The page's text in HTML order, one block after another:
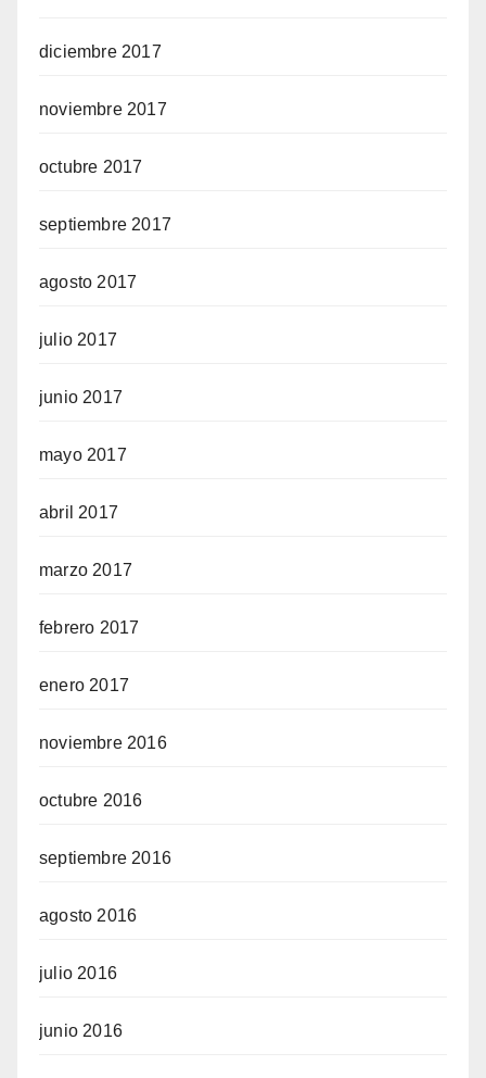
diciembre 2017
noviembre 2017
octubre 2017
septiembre 2017
agosto 2017
julio 2017
junio 2017
mayo 2017
abril 2017
marzo 2017
febrero 2017
enero 2017
noviembre 2016
octubre 2016
septiembre 2016
agosto 2016
julio 2016
junio 2016